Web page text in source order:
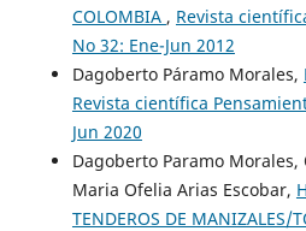
COLOMBIA , Revista
No 32: Ene-Jun 2012
Dagoberto Páramo Morales,
Revista científica
Jun 2020
Dagoberto Paramo Morales,
Maria Ofelia Arias Escobar,
TENDEROS DE MANIZALES/